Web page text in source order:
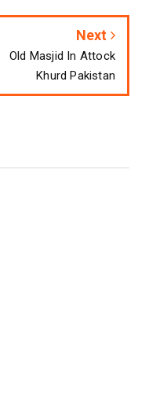
Next
Old Masjid In Attock
Khurd Pakistan